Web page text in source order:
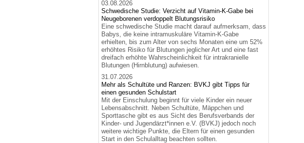
03.08.2026
Schwedische Studie: Verzicht auf Vitamin-K-Gabe bei
Neugeborenen verdoppelt Blutungsrisiko
Eine schwedische Studie macht darauf aufmerksam, dass
Babys, die keine intramuskuläre Vitamin-K-Gabe
erhielten, bis zum Alter von sechs Monaten eine um 52%
erhöhtes Risiko für Blutungen jeglicher Art und eine fast
dreifach erhöhte Wahrscheinlichkeit für intrakranielle
Blutungen (Hirnblutung) aufwiesen.
31.07.2026
Mehr als Schultüte und Ranzen: BVKJ gibt Tipps für
einen gesunden Schulstart
Mit der Einschulung beginnt für viele Kinder ein neuer
Lebensabschnitt. Neben Schultüte, Mäppchen und
Sporttasche gibt es aus Sicht des Berufsverbands der
Kinder- und Jugendärzt*innen e.V. (BVKJ) jedoch noch
weitere wichtige Punkte, die Eltern für einen gesunden
Start in den Schulalltag beachten sollten.